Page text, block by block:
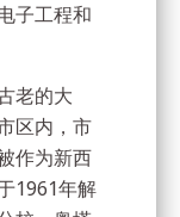
子工程和
老的大
区内，市
作为新西
1961年解